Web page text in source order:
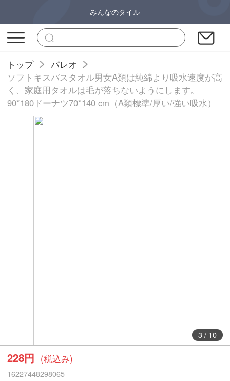
みんなのタイル
トップ
パレオ
ソフトキスバスタオル男女A類は純綿より吸水速度が高
く、家庭用タオルは毛が落ちないようにします。
90*180ドーナツ70*140 cm（A類標準/厚い/強い吸水）
3/ 10
228円 (税込み)
16227448298065